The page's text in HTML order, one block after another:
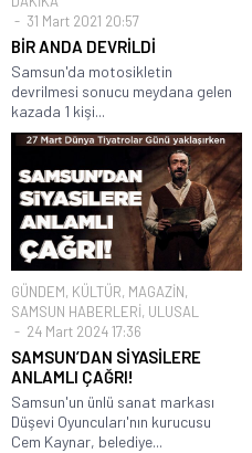
31 Mart 2021 20:57
BİR ANDA DEVRİLDİ
Samsun'da motosikletin
devrilmesi sonucu meydana gelen
kazada 1 kişi...
GÜNDEM, KÜLTÜR, MAGAZİN,
SAMSUN HABERLERİ, ULUSAL
24 Mart 2024 17:36
SAMSUN’DAN SİYASİLERE
ANLAMLI ÇAĞRI!
Samsun'un ünlü sanat markası
Düşevi Oyuncuları'nın kurucusu
Cem Kaynar, belediye...